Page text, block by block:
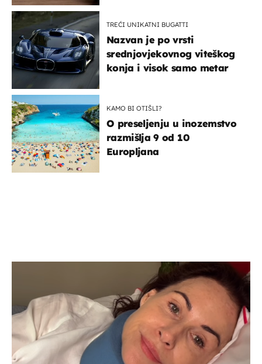
TREĆI UNIKATNI BUGATTI
Nazvan je po vrsti
srednjovjekovnog viteškog
konja i visok samo metar
KAMO BI OTIŠLI?
O preseljenju u inozemstvo
razmišlja 9 od 10
Europljana